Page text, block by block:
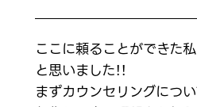
ここに頼ることができた
と思いました！！
まずカウンセリングにつ